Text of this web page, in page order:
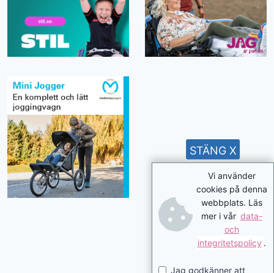
Vi använder
cookies på denna
webbplats. Läs
mer i vår data-
och
integritetspolicy .
Jag godkänner att
STÄNG X